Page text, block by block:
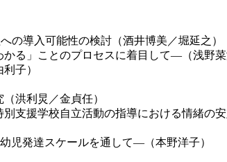
の導入可能性の検討（酒井博美／堀延之）
る」ことのプロセスに着目して―（浅野菜
子）
洪利炅／金貞任）
支援学校自立活動の指導における情緒の
児発達スケールを通して―（本野洋子）